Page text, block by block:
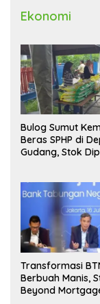
Ekonomi
Bulog Sumut
Beras SPHP di
Gudang, Stok
Transformasi
Berbuah Manis,
Beyond